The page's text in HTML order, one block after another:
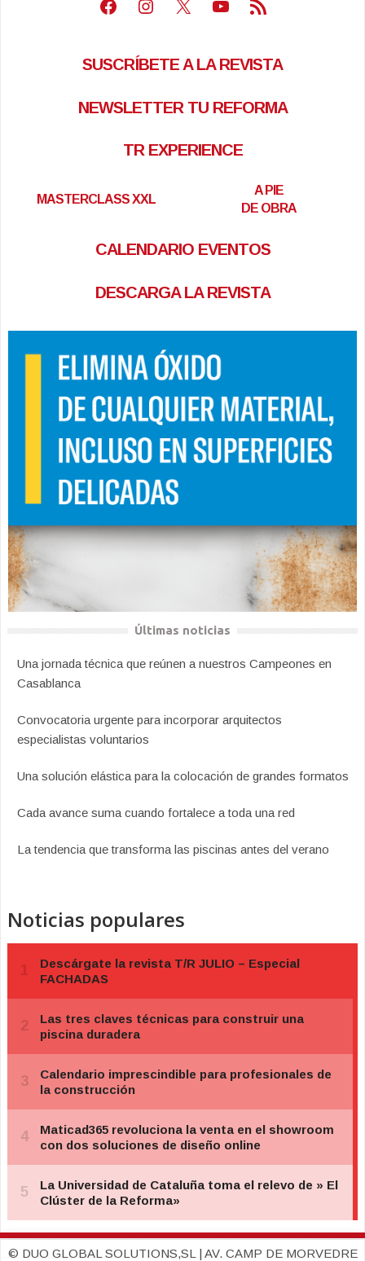
Facebook
Instagram
X Youtube
Feed RSS
SUSCRÍBETE A LA REVISTA
NEWSLETTER TU REFORMA
TR EXPERIENCE
MASTERCLASS XXL
A PIE
DE OBRA
CALENDARIO EVENTOS
DESCARGA LA REVISTA
Últimas noticias
Una jornada técnica que reúnen a nuestros Campeones en
Casablanca
Convocatoria urgente para incorporar arquitectos
especialistas voluntarios
Una solución elástica para la colocación de grandes formatos
Cada avance suma cuando fortalece a toda una red
La tendencia que transforma las piscinas antes del verano
Noticias populares
© DUO GLOBAL SOLUTIONS,SL | AV. CAMP DE MORVEDRE